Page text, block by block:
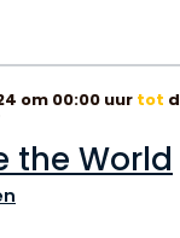
om 00:00 uur tot
the World